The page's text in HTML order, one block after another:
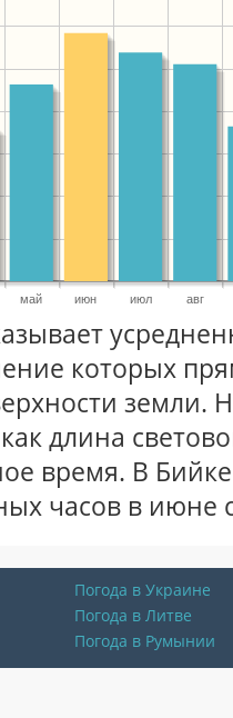
май июн июл авг
которых
земли.
длина
время. В
часов в июне
Погода в Украине
Погода в Литве
Погода в Румынии